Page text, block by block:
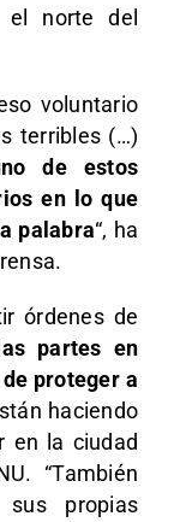
el norte del
voluntario
terribles (…)
de estos
en lo que
palabra“, ha
órdenes de
partes en
proteger a
haciendo
en la ciudad
“También
propias